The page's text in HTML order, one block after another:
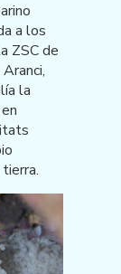
a los
ZSC de
la